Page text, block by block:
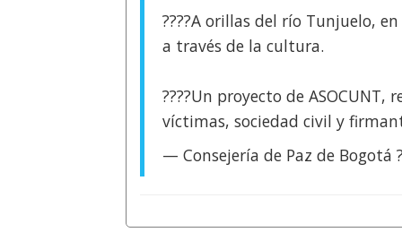
????️A orillas del río Tunjuelo, en
a través de la cultura.
????Un proyecto de
víctimas, sociedad civil y
— Consejería de Paz de Bogotá